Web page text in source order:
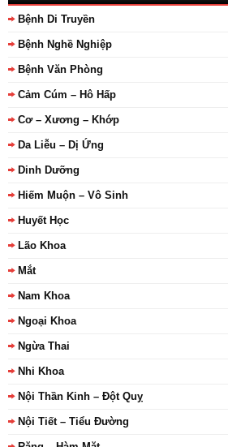
Bệnh Di Truyền
Bệnh Nghề Nghiệp
Bệnh Văn Phòng
Cảm Cúm – Hô Hấp
Cơ – Xương – Khớp
Da Liễu – Dị Ứng
Dinh Dưỡng
Hiếm Muộn – Vô Sinh
Huyết Học
Lão Khoa
Mắt
Nam Khoa
Ngoại Khoa
Ngừa Thai
Nhi Khoa
Nội Thần Kinh – Đột Quỵ
Nội Tiết – Tiểu Đường